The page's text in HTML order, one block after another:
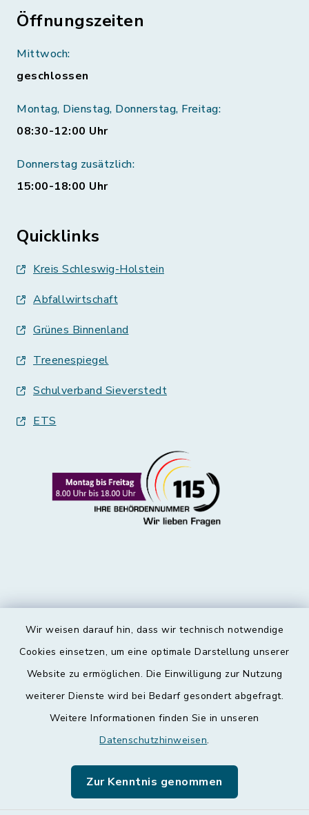
Wir weisen darauf hin, dass wir technisch notwendige
Cookies einsetzen, um eine optimale Darstellung unserer
Website zu ermöglichen. Die Einwilligung zur Nutzung
weiterer Dienste wird bei Bedarf gesondert abgefragt.
Weitere Informationen finden Sie in unseren
Datenschutzhinweisen.
Zur Kenntnis genommen
Öffnungszeiten
Mittwoch:
geschlossen
Montag, Dienstag, Donnerstag, Freitag:
08:30-12:00 Uhr
Donnerstag zusätzlich:
15:00-18:00 Uhr
Quicklinks
Kreis Schleswig-Holstein
Abfallwirtschaft
Grünes Binnenland
Treenespiegel
Schulverband Sieverstedt
ETS
Kontakt
Datenschutz
Leichte Sprache